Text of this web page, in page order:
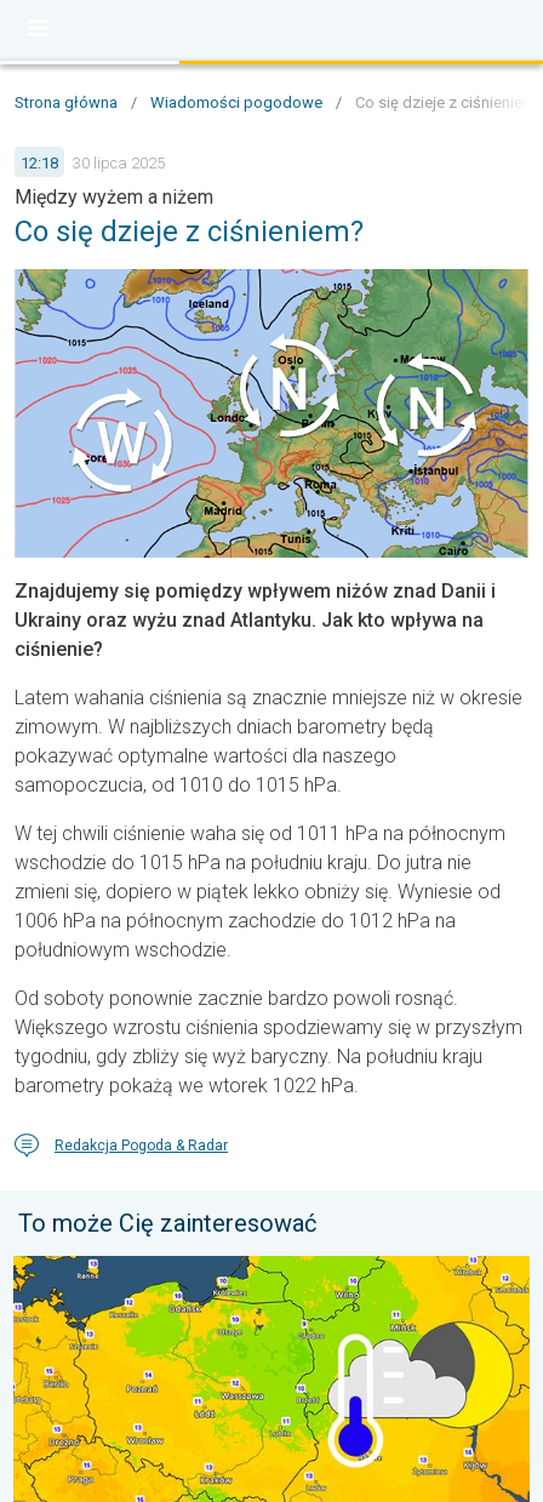
Strona główna / Wiadomości pogodowe / Co się dzieje z ciśnieniem?
12:18 30 lipca 2025
Między wyżem a niżem
Co się dzieje z ciśnieniem?
Znajdujemy się pomiędzy wpływem niżów znad Danii i
Ukrainy oraz wyżu znad Atlantyku. Jak kto wpływa na
ciśnienie?
Latem wahania ciśnienia są znacznie mniejsze niż w okresie
zimowym. W najbliższych dniach barometry będą
pokazywać optymalne wartości dla naszego
samopoczucia, od 1010 do 1015 hPa.
W tej chwili ciśnienie waha się od 1011 hPa na północnym
wschodzie do 1015 hPa na południu kraju. Do jutra nie
zmieni się, dopiero w piątek lekko obniży się. Wyniesie od
1006 hPa na północnym zachodzie do 1012 hPa na
południowym wschodzie.
Od soboty ponownie zacznie bardzo powoli rosnąć.
Większego wzrostu ciśnienia spodziewamy się w przyszłym
tygodniu, gdy zbliży się wyż baryczny. Na południu kraju
barometry pokażą we wtorek 1022 hPa.
Redakcja Pogoda & Radar
To może Cię zainteresować
Wracają rześkie noce. Chłodniejsze powietrze. . . czwartek, 6